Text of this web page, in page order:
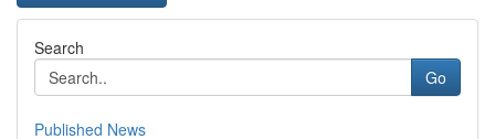
Search
Go
Published News